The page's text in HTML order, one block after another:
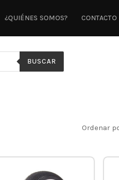
¿QUIÉNES SOMOS? CONTACTO
BUSCAR